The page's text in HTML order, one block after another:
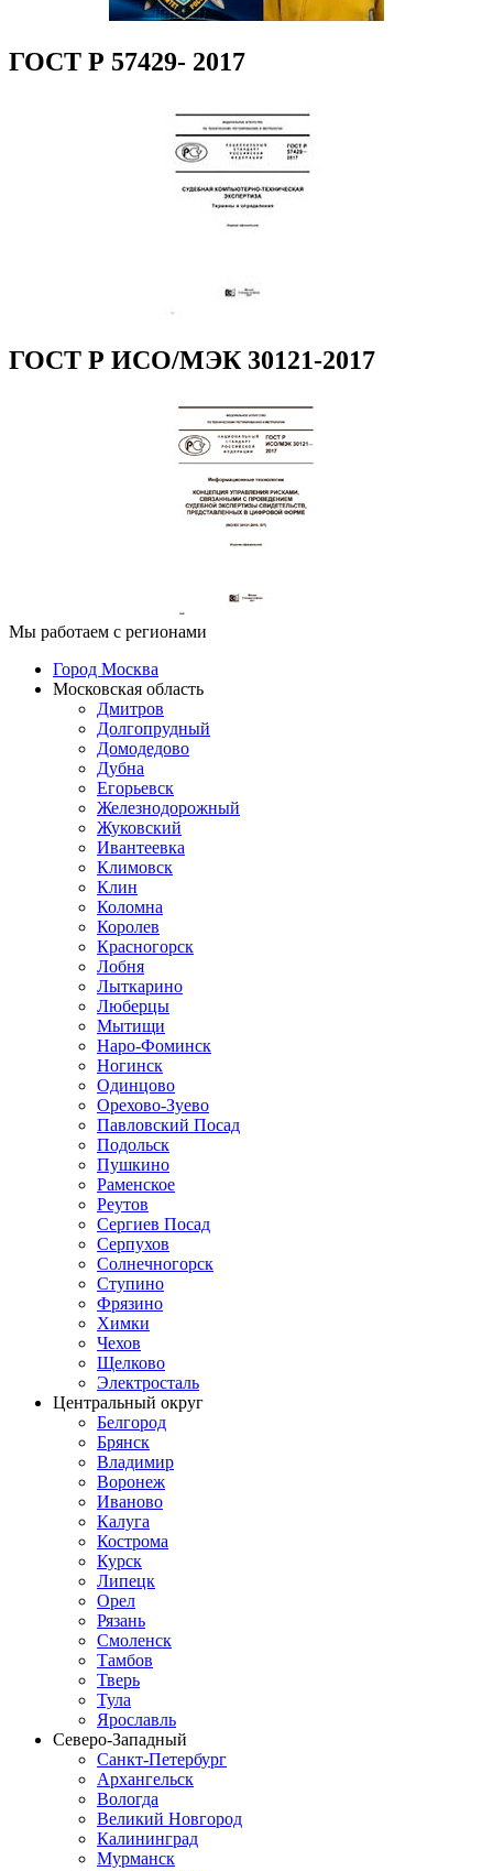
ГОСТ Р 57429- 2017
ГОСТ Р ИСО/МЭК 30121-2017
Мы работаем с регионами
Город Москва
Московская область
Дмитров
Долгопрудный
Домодедово
Дубна
Егорьевск
Железнодорожный
Жуковский
Ивантеевка
Климовск
Клин
Коломна
Королев
Красногорск
Лобня
Лыткарино
Люберцы
Мытищи
Наро-Фоминск
Ногинск
Одинцово
Орехово-Зуево
Павловский Посад
Подольск
Пушкино
Раменское
Реутов
Сергиев Посад
Серпухов
Солнечногорск
Ступино
Фрязино
Химки
Чехов
Щелково
Электросталь
Центральный округ
Белгород
Брянск
Владимир
Воронеж
Иваново
Калуга
Кострома
Курск
Липецк
Орел
Рязань
Смоленск
Тамбов
Тверь
Тула
Ярославль
Северо-Западный
Санкт-Петербург
Архангельск
Вологда
Великий Новгород
Калининград
Мурманск